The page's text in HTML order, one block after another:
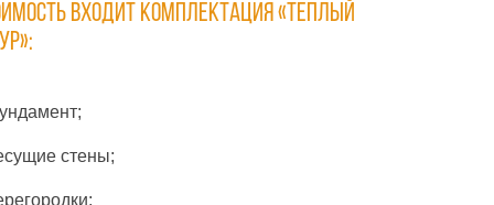
ВХОДИТ КОМПЛЕКТАЦИЯ «ТЕПЛЫЙ
стены;